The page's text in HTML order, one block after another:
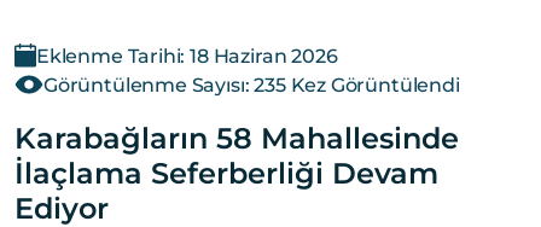
Eklenme Tarihi: 18 Haziran 2026
Görüntülenme Sayısı: 235 Kez Görüntülendi
Karabağların 58 Mahallesinde
İlaçlama Seferberliği Devam
Ediyor